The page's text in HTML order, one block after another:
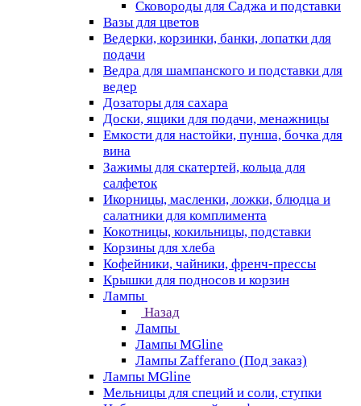
Сковороды для Саджа и подставки
Вазы для цветов
Ведерки, корзинки, банки, лопатки для
подачи
Ведра для шампанского и подставки для
ведер
Дозаторы для сахара
Доски, ящики для подачи, менажницы
Емкости для настойки, пунша, бочка для
вина
Зажимы для скатертей, кольца для
салфеток
Икорницы, масленки, ложки, блюдца и
салатники для комплимента
Кокотницы, кокильницы, подставки
Корзины для хлеба
Кофейники, чайники, френч-прессы
Крышки для подносов и корзин
Лампы
Назад
Лампы
Лампы MGline
Лампы Zafferano (Под заказ)
Лампы MGline
Мельницы для специй и соли, ступки